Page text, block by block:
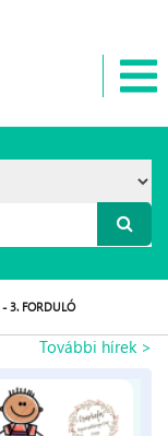
- 3. FORDULÓ
További hírek >